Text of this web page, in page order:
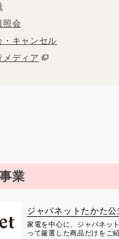
照会
・キャンセル
メディア
業
ジャパネットたかた公
家電を中心に、ジャパネッ
って厳選した商品だけをご紹